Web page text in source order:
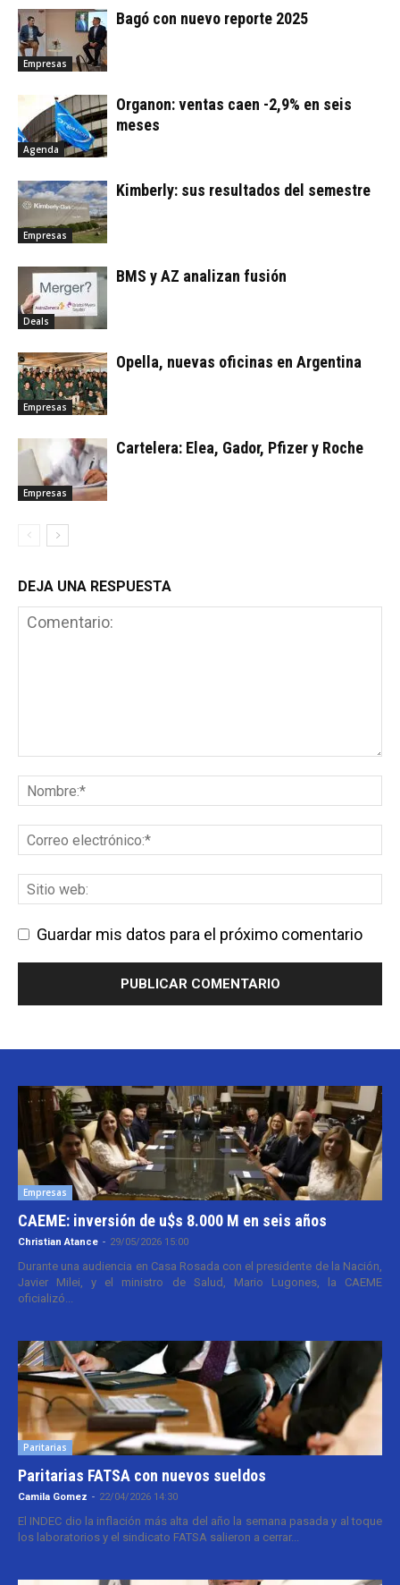
Empresas
Bagó con nuevo reporte 2025
Agenda
Organon: ventas caen -2,9% en seis
meses
Empresas
Kimberly: sus resultados del semestre
Deals
BMS y AZ analizan fusión
Empresas
Opella, nuevas oficinas en Argentina
Empresas
Cartelera: Elea, Gador, Pfizer y Roche
DEJA UNA RESPUESTA
Guardar mis datos para el próximo comentario
Empresas
CAEME: inversión de u$s 8.000 M en seis años
Christian Atance - 29/05/2026 15:00
Durante una audiencia en Casa Rosada con el presidente de la Nación,
Javier Milei, y el ministro de Salud, Mario Lugones, la CAEME
oficializó...
Paritarias
Paritarias FATSA con nuevos sueldos
Camila Gomez - 22/04/2026 14:30
El INDEC dio la inflación más alta del año la semana pasada y al toque
los laboratorios y el sindicato FATSA salieron a cerrar...